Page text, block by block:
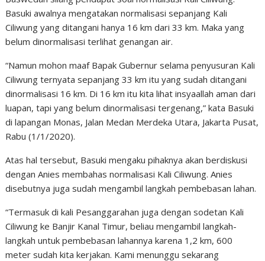
Basuki awalnya mengatakan normalisasi sepanjang Kali
Ciliwung yang ditangani hanya 16 km dari 33 km. Maka yang
belum dinormalisasi terlihat genangan air.
“Namun mohon maaf Bapak Gubernur selama penyusuran Kali
Ciliwung ternyata sepanjang 33 km itu yang sudah ditangani
dinormalisasi 16 km. Di 16 km itu kita lihat insyaallah aman dari
luapan, tapi yang belum dinormalisasi tergenang,” kata Basuki
di lapangan Monas, Jalan Medan Merdeka Utara, Jakarta Pusat,
Rabu (1/1/2020).
Atas hal tersebut, Basuki mengaku pihaknya akan berdiskusi
dengan Anies membahas normalisasi Kali Ciliwung. Anies
disebutnya juga sudah mengambil langkah pembebasan lahan.
“Termasuk di kali Pesanggarahan juga dengan sodetan Kali
Ciliwung ke Banjir Kanal Timur, beliau mengambil langkah-
langkah untuk pembebasan lahannya karena 1,2 km, 600
meter sudah kita kerjakan. Kami menunggu sekarang